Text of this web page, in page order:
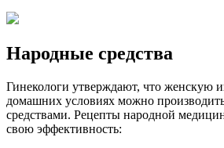
Народные средства
Гинекологи утверждают, что женскую
домашних условиях можно
средствами. Рецепты народной
свою эффективность: